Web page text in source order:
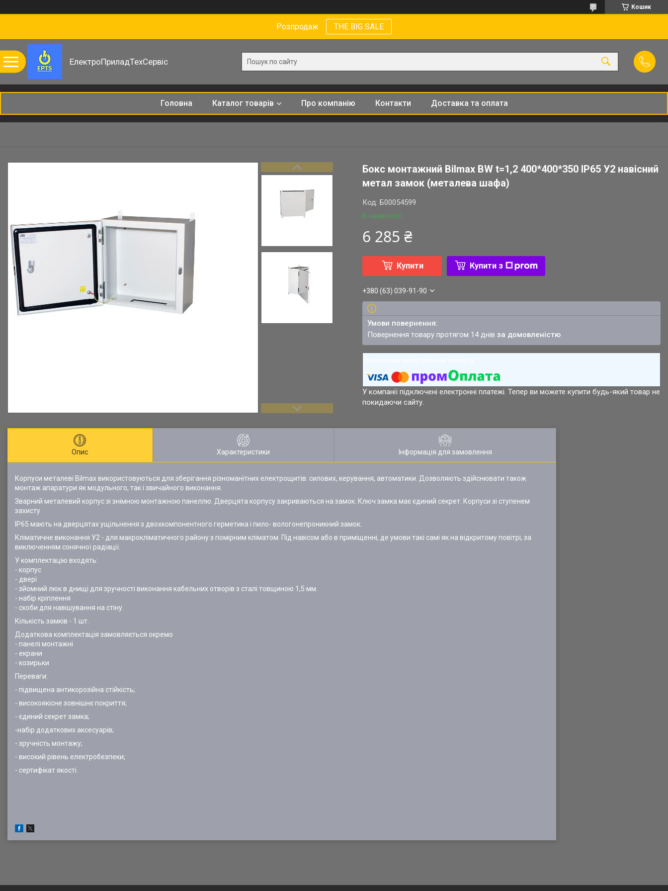
Кошик
Розпродаж THE BIG SALE
ЕлектроПриладТехСервіс
Головна Каталог товарів Про компанію Контакти Доставка та оплата
Бокс монтажний Bilmax BW t=1,2 400*400*350 IP65 У2 навісний
метал замок (металева шафа)
В наявності
Код:Б00054599
6 285 ₴
Купити Купити з
+380 (63) 039-91-90
повернення товару протягом 14 днівза домовленістю
У компанії підключені електронні платежі. Тепер ви можете купити будь-який товар не
покидаючи сайту.
Опис Характеристики Інформація для замовлення
Корпуси металеві Bilmax використовуються для зберігання різноманітних електрощитів: силових, керування, автоматики. Дозволяють здійснювати також
монтаж апаратури як модульного, так і звичайного виконання.
Зварний металевий корпус зі знімною монтажною панеллю. Дверцята корпусу закриваються на замок. Ключ замка має єдиний секрет. Корпуси зі ступенем
захисту
IP65 мають на дверцятах ущільнення з двохкомпонентного герметика і пило- вологонепроникний замок.
Кліматичне виконання У2 - для макрокліматичного району з помірним кліматом. Під навісом або в приміщенні, де умови такі самі як на відкритому повітрі, за
виключенням сонячної радіації.
У комплектацію входять:
- корпус
- двері
- зйомний люк в днищі для зручності виконання кабельних отворів з сталі товщиною 1,5 мм.
- набір кріплення
- скоби для навішування на стіну.
Кількість замків - 1 шт.
Додаткова комплектація замовляється окремо
- панелі монтажні
- екрани
- козирьки
Переваги:
- підвищена антикорозійна стійкість;
- високоякісне зовнішнє покриття;
- єдиний секрет замка;
-набір додаткових аксесуарів;
- зручність монтажу;
- високий рівень електробезпеки;
- сертифікат якості.